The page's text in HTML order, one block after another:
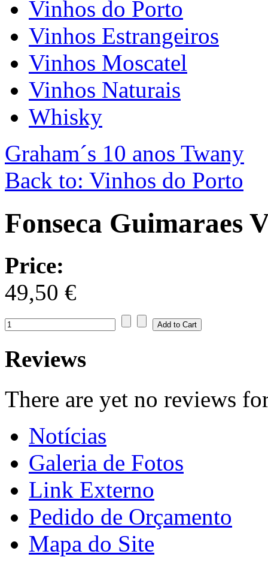
Vinhos do Porto
Vinhos Estrangeiros
Vinhos Moscatel
Vinhos Naturais
Whisky
Graham´s 10 anos Twany
Back to: Vinhos do Porto
Fonseca Guimaraes
Price:
49,50 €
Reviews
There are yet no reviews
Notícias
Galeria de Fotos
Link Externo
Pedido de Orçamento
Mapa do Site